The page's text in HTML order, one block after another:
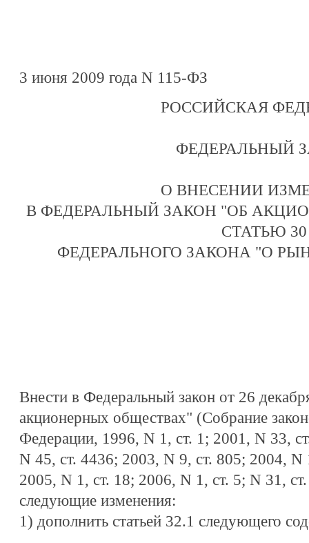
3 июня 2009 года N 115-ФЗ
РОССИЙСКАЯ
ФЕДЕРАЛЬНЫЙ
О ВНЕСЕНИИ
В ФЕДЕРАЛЬНЫЙ ЗАКОН "ОБ
СТАТЬЮ 30
ФЕДЕРАЛЬНОГО ЗАКОНА "О
Внести в Федеральный закон от 26
акционерных обществах" (Собрание
Федерации, 1996, N 1, ст. 1; 2001, N 33,
N 45, ст. 4436; 2003, N 9, ст. 805; 2004, N
2005, N 1, ст. 18; 2006, N 1, ст. 5; N 31,
следующие изменения:
1) дополнить статьей 32.1 следующего